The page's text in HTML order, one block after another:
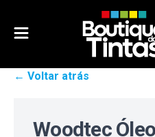
← Voltar atrás
Woodtec